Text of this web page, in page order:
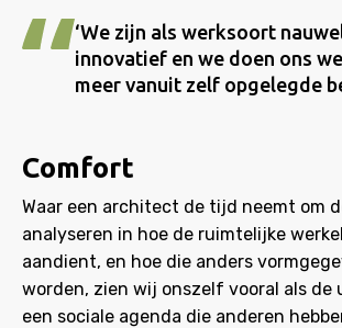
‘We zijn als werksoort
innovatief en we doen ons
meer vanuit zelf opgelegde
Comfort
Waar een architect de tijd neemt om
analyseren in hoe de ruimtelijke
aandient, en hoe die anders
worden, zien wij onszelf vooral als de
een sociale agenda die anderen